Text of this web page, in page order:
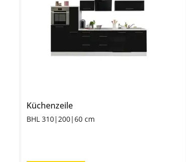
Küchenzeile
BHL 310|200|60 cm